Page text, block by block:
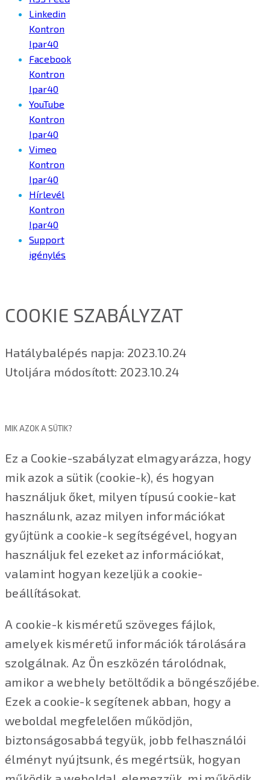
Linkedin
Kontron
Ipar40
Facebook
Kontron
Ipar40
YouTube
Kontron
Ipar40
Vimeo
Kontron
Ipar40
Hírlevél
Kontron
Ipar40
Support
igénylés
COOKIE SZABÁLYZAT
Hatálybalépés napja: 2023.10.24
Utoljára módosított: 2023.10.24
MIK AZOK A SÜTIK?
Ez a Cookie-szabályzat elmagyarázza, hogy
mik azok a sütik (cookie-k), és hogyan
használjuk őket, milyen típusú cookie-kat
használunk, azaz milyen információkat
gyűjtünk a cookie-k segítségével, hogyan
használjuk fel ezeket az információkat,
valamint hogyan kezeljük a cookie-
beállításokat.
A cookie-k kisméretű szöveges fájlok,
amelyek kisméretű információk tárolására
szolgálnak. Az Ön eszközén tárolódnak,
amikor a webhely betöltődik a böngészőjébe.
Ezek a cookie-k segítenek abban, hogy a
weboldal megfelelően működjön,
biztonságosabbá tegyük, jobb felhasználói
élményt nyújtsunk, és megértsük, hogyan